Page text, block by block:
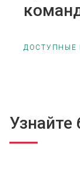
ДОСТУПНЫЕ
Узнайте